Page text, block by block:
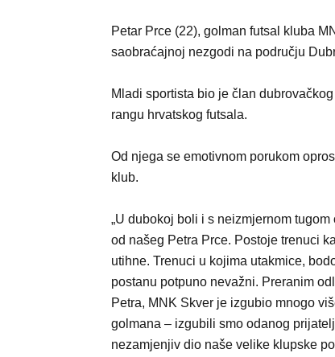
Petar Prce (22), golman futsal kluba
saobraćajnoj nezgodi na području
Mladi sportista bio je član
rangu hrvatskog futsala.
Od njega se emotivnom porukom
klub.
„U dubokoj boli i s neizmjernom tugom
od našeg Petra Prce. Postoje trenuci
utihne. Trenuci u kojima utakmice,
postanu potpuno nevažni. Preranim
Petra, MNK Skver je izgubio mnogo
golmana – izgubili smo odanog
nezamjenjiv dio naše velike klupske